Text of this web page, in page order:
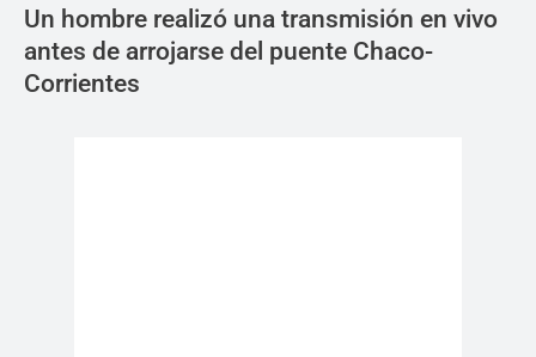
Un hombre realizó una transmisión en vivo
antes de arrojarse del puente Chaco-
Corrientes